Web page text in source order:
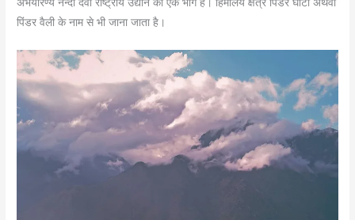
पिंडर वैली के नाम से भी जाना जाता है।